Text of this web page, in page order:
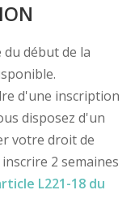
du début de la
d'une inscription
disposez d'un
votre droit de
2 semaines
L221-18 du